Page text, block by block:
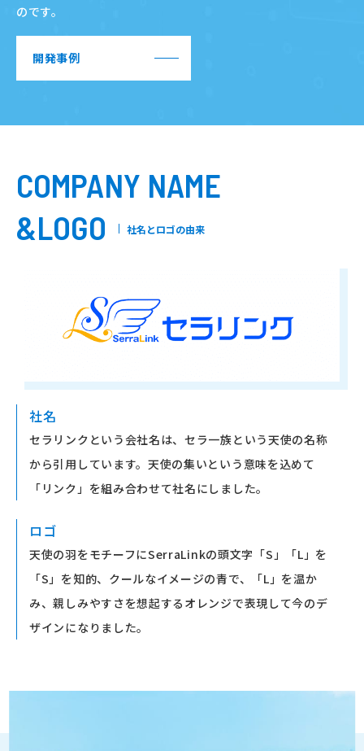
のです。
開発事例
COMPANY NAME
&LOGO
社名とロゴの由来
社名
セラリンクという会社名は、セラ一族という天使の名称
から引用しています。天使の集いという意味を込めて
「リンク」を組み合わせて社名にしました。
ロゴ
天使の羽をモチーフにSerraLinkの頭文字「S」「L」を
「S」を知的、クールなイメージの青で、「L」を温か
み、親しみやすさを想起するオレンジで表現して今のデ
ザインになりました。